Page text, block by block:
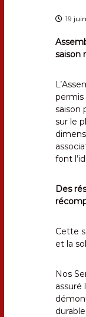
s
1
9
19
saison
permis
saison
sur le
font
Des
Cette
et la
Nos
assuré